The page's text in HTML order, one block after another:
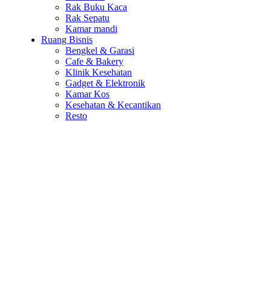
Rak Buku Kaca
Rak Sepatu
Kamar mandi
Ruang Bisnis
Bengkel & Garasi
Cafe & Bakery
Klinik Kesehatan
Gadget & Elektronik
Kamar Kos
Kesehatan & Kecantikan
Resto